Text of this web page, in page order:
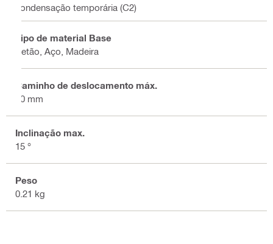
condensação temporária (C2)
Tipo de material Base
Betão, Aço, Madeira
Caminho de deslocamento máx.
30 mm
Inclinação max.
15 °
Peso
0.21 kg